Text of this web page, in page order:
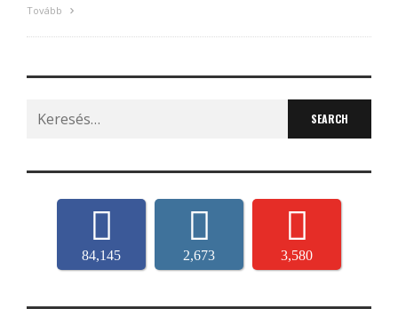
Tovább
Search
for:
84,145 2,673 3,580